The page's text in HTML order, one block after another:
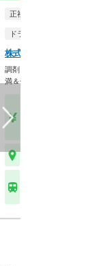
正社員
ドラッグストア（OTCのみ
株式会社ツルハ 倶知安
調剤＋OTCで成長！残業10
満＆休暇充実の大…